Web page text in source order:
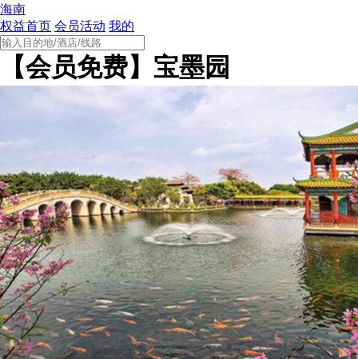
海南
权益首页 会员活动 我的
【会员免费】宝墨园